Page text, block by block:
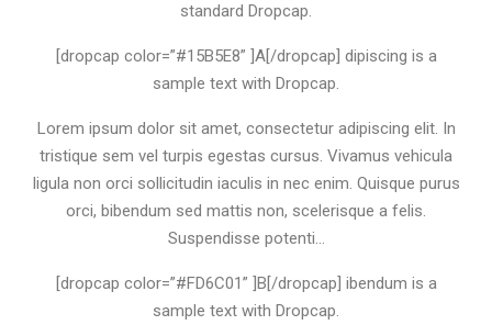
standard Dropcap.
[dropcap color=”#15B5E8” ]A[/dropcap] dipiscing is a
sample text with Dropcap.
Lorem ipsum dolor sit amet, consectetur adipiscing elit. In
tristique sem vel turpis egestas cursus. Vivamus vehicula
ligula non orci sollicitudin iaculis in nec enim. Quisque purus
orci, bibendum sed mattis non, scelerisque a felis.
Suspendisse potenti…
[dropcap color=”#FD6C01” ]B[/dropcap] ibendum is a
sample text with Dropcap.